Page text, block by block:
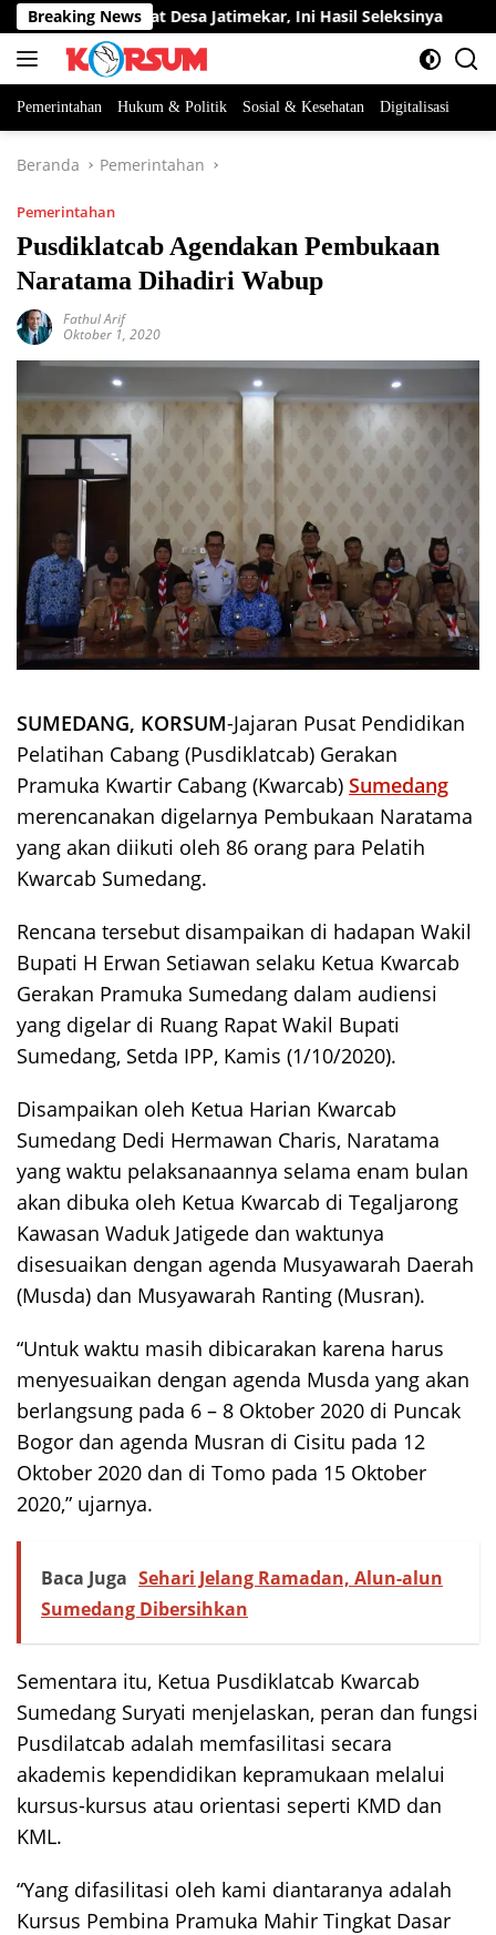
Langsung
ke
konten
Breaking News
Perangkat Desa Jatimekar, Ini Hasil Seleksinya
Pemerintahan Hukum & Politik Sosial & Kesehatan Digitalisasi
Beranda Pemerintahan
Pemerintahan
Pusdiklatcab Agendakan Pembukaan
Naratama Dihadiri Wabup
Fathul Arif
Oktober 1, 2020
SUMEDANG, KORSUM-Jajaran Pusat Pendidikan
Pelatihan Cabang (Pusdiklatcab) Gerakan
Pramuka Kwartir Cabang (Kwarcab) Sumedang
merencanakan digelarnya Pembukaan Naratama
yang akan diikuti oleh 86 orang para Pelatih
Kwarcab Sumedang.
Rencana tersebut disampaikan di hadapan Wakil
Bupati H Erwan Setiawan selaku Ketua Kwarcab
Gerakan Pramuka Sumedang dalam audiensi
yang digelar di Ruang Rapat Wakil Bupati
Sumedang, Setda IPP, Kamis (1/10/2020).
Disampaikan oleh Ketua Harian Kwarcab
Sumedang Dedi Hermawan Charis, Naratama
yang waktu pelaksanaannya selama enam bulan
akan dibuka oleh Ketua Kwarcab di Tegaljarong
Kawasan Waduk Jatigede dan waktunya
disesuaikan dengan agenda Musyawarah Daerah
(Musda) dan Musyawarah Ranting (Musran).
“Untuk waktu masih dibicarakan karena harus
menyesuaikan dengan agenda Musda yang akan
berlangsung pada 6 – 8 Oktober 2020 di Puncak
Bogor dan agenda Musran di Cisitu pada 12
Oktober 2020 dan di Tomo pada 15 Oktober
2020,” ujarnya.
Baca Juga Sehari Jelang Ramadan, Alun-alun
Sumedang Dibersihkan
Sementara itu, Ketua Pusdiklatcab Kwarcab
Sumedang Suryati menjelaskan, peran dan fungsi
Pusdilatcab adalah memfasilitasi secara
akademis kependidikan kepramukaan melalui
kursus-kursus atau orientasi seperti KMD dan
KML.
“Yang difasilitasi oleh kami diantaranya adalah
Kursus Pembina Pramuka Mahir Tingkat Dasar